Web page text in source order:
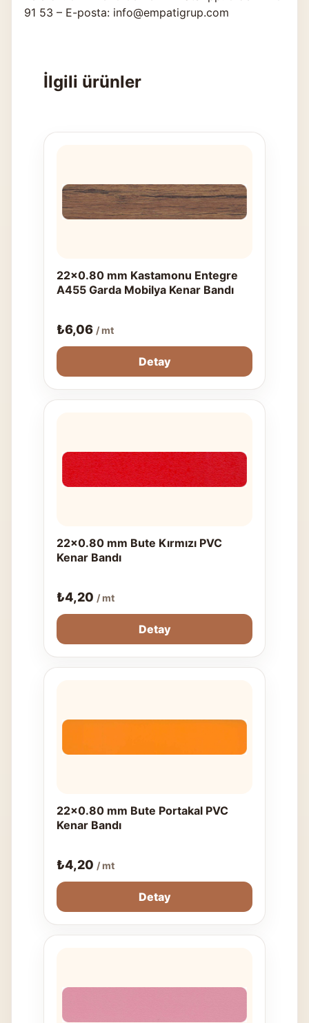
91 53 – E-posta: info@empatigrup.com
İlgili ürünler
22x0.80 mm Kastamonu Entegre
A455 Garda Mobilya Kenar Bandı
₺6,06 / mt
Detay
22x0.80 mm Bute Kırmızı PVC
Kenar Bandı
₺4,20 / mt
Detay
22x0.80 mm Bute Portakal PVC
Kenar Bandı
₺4,20 / mt
Detay